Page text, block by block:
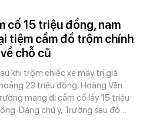
cố 15 triệu đồng, nam
tiệm cầm đồ trộm chính
chỗ cũ
khi trộm chiếc xe máy trị giá
23 triệu đồng, Hoàng Văn
mang đi cầm cố lấy 15 triệu
Đáng chú ý, Trường sau đó…